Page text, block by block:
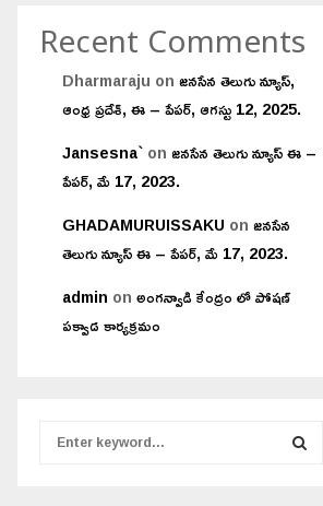
Recent Comments
Dharmaraju onజనసేన తెలుగు న్యూస్,
ఆంధ్ర ప్రదేశ్, ఈ – పేపర్, ఆగస్టు 12, 2025.
Jansesna`onజనసేన తెలుగు న్యూస్ ఈ –
పేపర్, మే 17, 2023.
GHADAMURUISSAKU onజనసేన
తెలుగు న్యూస్ ఈ – పేపర్, మే 17, 2023.
admin onఅంగన్వాడి కేంద్రం లో పోషణ్
పక్వాడ కార్యక్రమం